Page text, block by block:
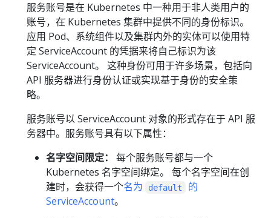
服务账号是在 Kubernetes 中一种用于非人类用户的
账号，在 Kubernetes 集群中提供不同的身份标识。
应用 Pod、系统组件以及集群内外的实体可以使用特
定 ServiceAccount 的凭据来将自己标识为该
ServiceAccount。 这种身份可用于许多场景，包括向
API 服务器进行身份认证或实现基于身份的安全策
略。
服务账号以 ServiceAccount 对象的形式存在于 API 服
务器中。服务账号具有以下属性：
名字空间限定：
每个服务账号都与一个
Kubernetes 名字空间绑定。 每个名字空间在创
建时，会获得一个名为 default
的
ServiceAccount。